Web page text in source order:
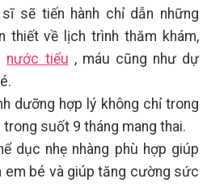
sẽ tiến hành chỉ dẫn những
thiết về lịch trình thăm khám,
nước tiểu , máu cũng như dự
dưỡng hợp lý không chỉ trong
suốt 9 tháng mang thai.
dục nhẹ nhàng phù hợp giúp
em bé và giúp tăng cường sức